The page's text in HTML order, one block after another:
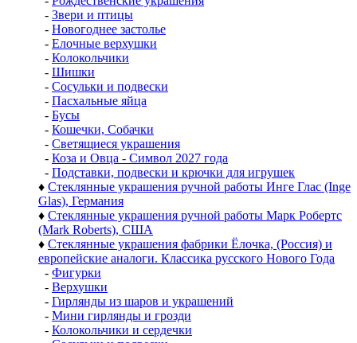
- Звери и птицы
- Новогоднее застолье
- Елочные верхушки
- Колокольчики
- Шишки
- Сосульки и подвески
- Пасхальные яйца
- Бусы
- Кошечки, Собачки
- Светящиеся украшения
- Коза и Овца - Символ 2027 года
- Подставки, подвески и крючки для игрушек
♦ Стеклянные украшения ручной работы Инге Глас (Inge
Glas), Германия
♦ Стеклянные украшения ручной работы Марк Робертс
(Mark Roberts), США
♦ Стеклянные украшения фабрики Ёлочка, (Россия) и
европейские аналоги. Классика русского Нового Года
- Фигурки
- Верхушки
- Гирлянды из шаров и украшений
- Мини гирлянды и грозди
- Колокольчики и сердечки